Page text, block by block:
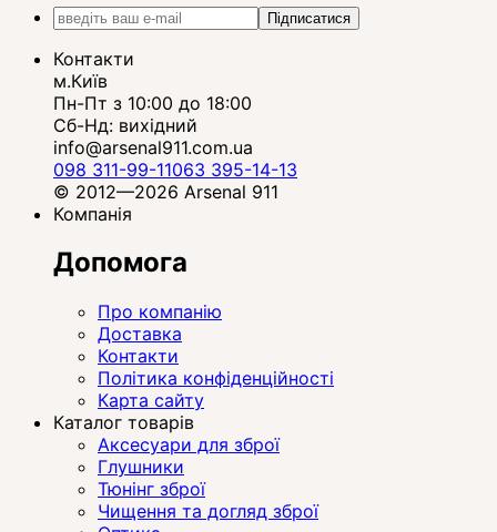
Підписатися
Контакти
м.Київ
Пн-Пт з 10:00 до 18:00
Сб-Нд: вихідний
info@arsenal911.com.ua
098 311-99-11063 395-14-13
© 2012—2026 Arsenal 911
Компанія
Допомога
Про компанію
Доставка
Контакти
Політика конфіденційності
Карта сайту
Каталог товарів
Аксесуари для зброї
Глушники
Тюнінг зброї
Чищення та догляд зброї